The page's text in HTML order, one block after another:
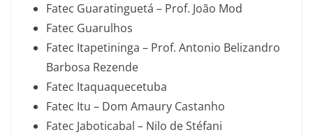
Fatec Guaratinguetá – Prof. João Mod
Fatec Guarulhos
Fatec Itapetininga – Prof. Antonio Belizandro
Barbosa Rezende
Fatec Itaquaquecetuba
Fatec Itu – Dom Amaury Castanho
Fatec Jaboticabal – Nilo de Stéfani